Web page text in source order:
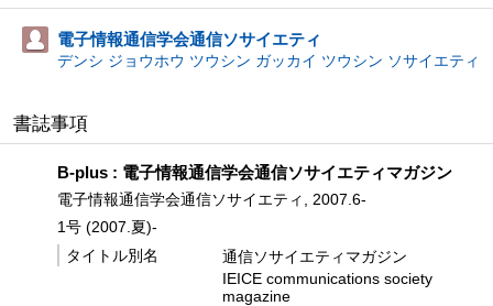
電子情報通信学会通信ソサイエティ
デンシ ジョウホウ ツウシン ガッカイ ツウシン ソサイエティ
書誌事項
B-plus : 電子情報通信学会通信ソサイエティマガジン
電子情報通信学会通信ソサイエティ, 2007.6-
1号 (2007.夏)-
タイトル別名
通信ソサイエティマガジン
IEICE communications society
magazine